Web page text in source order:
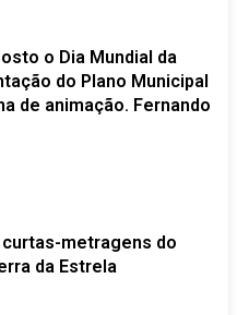
o Dia Mundial da
do Plano Municipal
de animação. Fernando
metragens do
da Estrela